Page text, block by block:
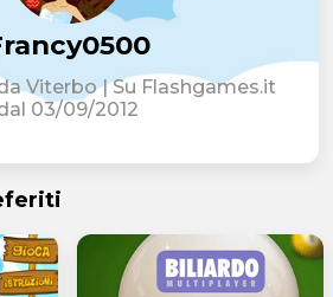
Viterbo | Su Flashgames.it
03/09/2012